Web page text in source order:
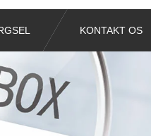
KONTAKT OS